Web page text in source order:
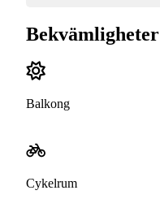
Bekvämligheter
Balkong
Cykelrum